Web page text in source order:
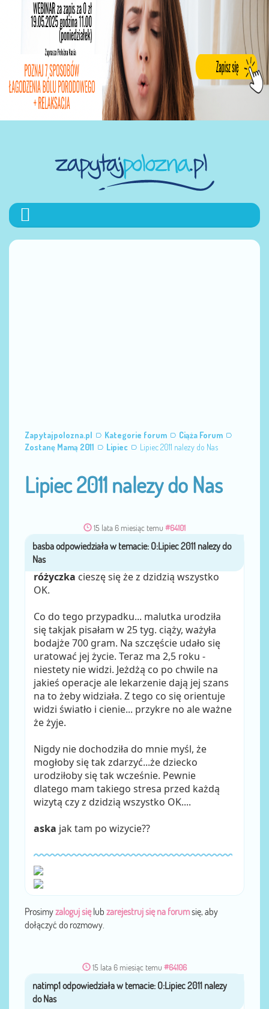
Zapytajpolozna.pl Kategorie forum
Ciąża Forum
Zostanę Mamą 2011
Lipiec Lipiec 2011 nalezy do Nas
Lipiec 2011 nalezy do Nas
15 lata 6 miesiąc temu #64101
przezbasba
różyczka cieszę się że z dzidzią wszystko
OK.
Co do tego przypadku... malutka urodziła
się takjak pisałam w 25 tyg. ciąży, ważyła
bodajże 700 gram. Na szczęście udało się
uratować jej życie. Teraz ma 2,5 roku -
niestety nie widzi. Jeżdżą co po chwile na
jakieś operacje ale lekarzenie dają jej szans
na to żeby widziała. Z tego co się orientuje
widzi światło i cienie... przykre no ale ważne
że żyje.
Nigdy nie dochodziła do mnie myśl, że
mogłoby się tak zdarzyć...że dziecko
urodziłoby się tak wcześnie. Pewnie
dlatego mam takiego stresa przed każdą
wizytą czy z dzidzią wszystko OK....
aska jak tam po wizycie??
Prosimyzaloguj sięlub zarejestruj się na forumsię, aby
dołączyć do rozmowy.
15 lata 6 miesiąc temu #64106
przez natimp1